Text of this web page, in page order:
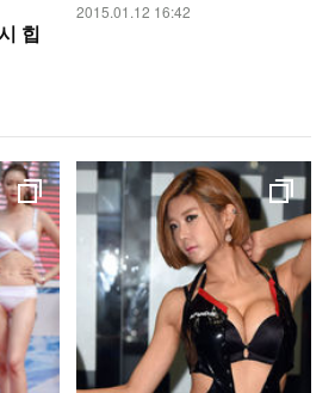
힙
2015.01.12 16:42